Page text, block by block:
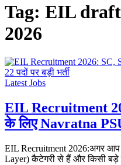
Tag: EIL
2026
Latest Jobs
EIL Recruitment
के लिए Navratna PSU
EIL Recruitment 2026:अगर
Layer) कैटेगरी से हैं और किसी बड़े